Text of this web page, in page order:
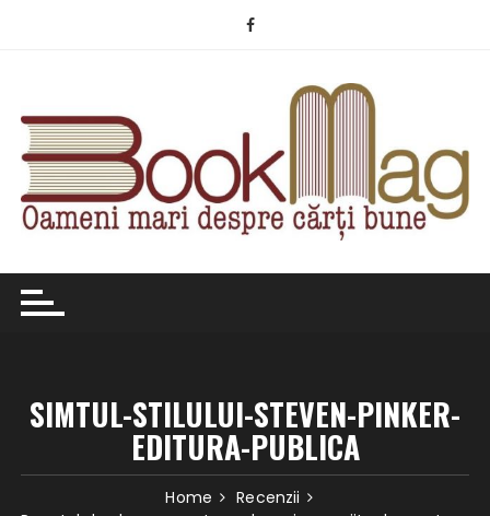
SIMTUL-STILULUI-STEVEN-PINKER-
EDITURA-PUBLICA
Home
Recenzii